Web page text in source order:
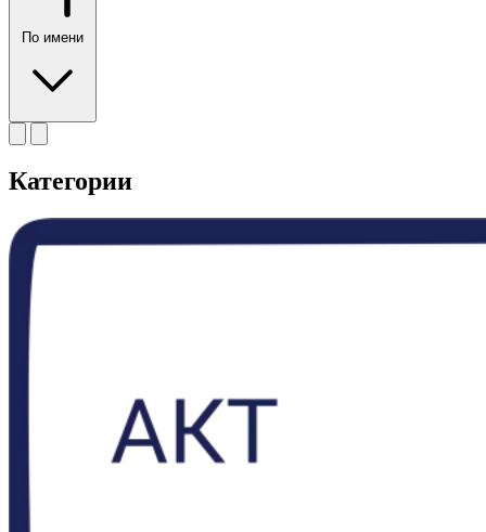
По имени
Категории